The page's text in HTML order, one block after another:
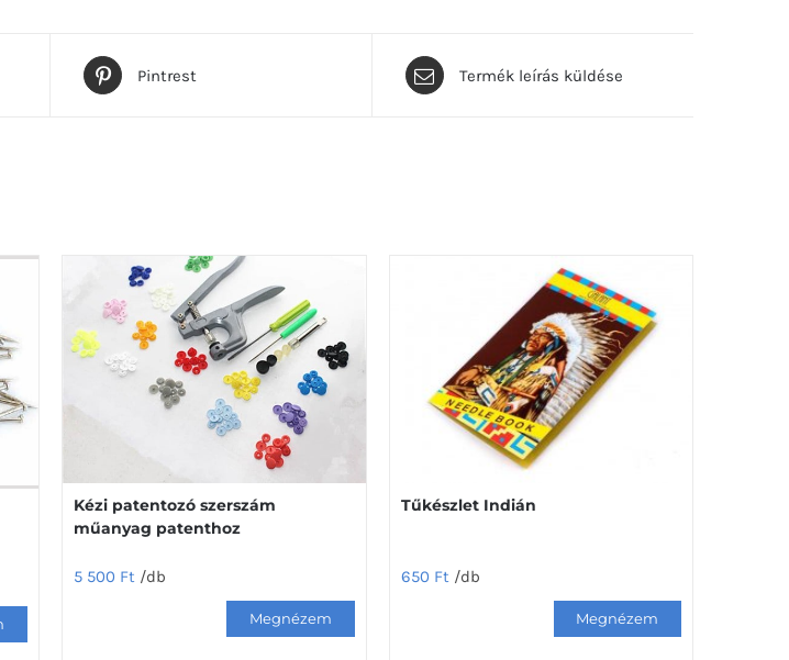
Pintrest Termék leírás küldése
Kézi patentozó szerszám
műanyag patenthoz
5 500 Ft /db
Tűkészlet Indián
650 Ft /db